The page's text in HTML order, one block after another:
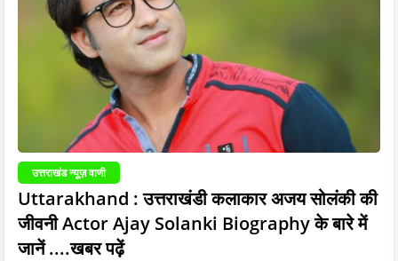
उत्तराखंड न्यूज़ वाणी
Uttarakhand : उत्तराखंडी कलाकार अजय सोलंकी की
जीवनी Actor Ajay Solanki Biography के बारे में
जानें ....खबर पढ़ें